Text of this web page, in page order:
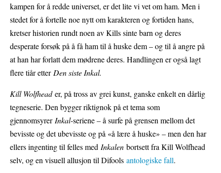
kampen for å redde universet, er det lite vi vet om ham. Men i
stedet for å fortelle noe nytt om karakteren og fortiden hans,
kretser historien rundt noen av Kills sinte barn og deres
desperate forsøk på å få ham til å huske dem – og til å angre på
at han har forlatt dem mødrene deres. Handlingen er også lagt
flere tiår etter Den siste Inkal.
Kill Wolfheader, på tross av grei kunst, ganske enkelt en dårlig
tegneserie. Den bygger riktignok på et tema som
gjennomsyrer Inkal-seriene – å surfe på grensen mellom det
bevisste og det ubevisste og på «å lære å huske» – men den har
ellers ingenting til felles med Inkalen bortsett fra Kill Wolfhead
selv, og en visuell allusjon til Difools antologiske fall.